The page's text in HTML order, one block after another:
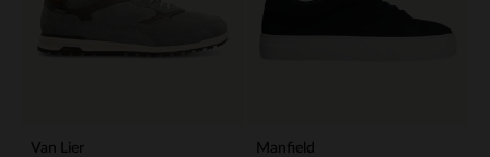
Van Lier Manfield